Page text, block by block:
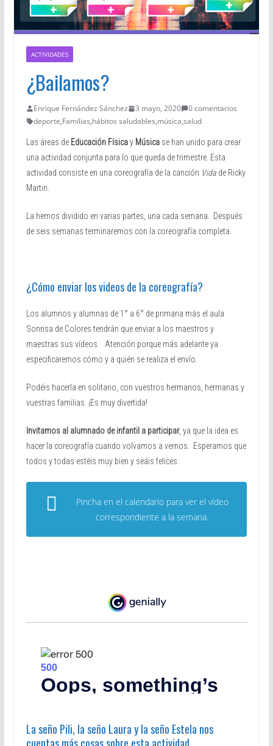
ACTIVIDADES
¿Bailamos?
Enrique Fernández Sánchez 3 mayo, 2020
0 comentarios
deporte,Familias,hábitos saludables,música,salud
Las áreas de Educación Físicay Músicase han unido para crear
una actividad conjunta para lo que queda de trimestre. Esta
actividad consiste en una coreografía de la canción Vidade Ricky
Martin.
La hemos dividido en varias partes, una cada semana. Después
de seis semanas terminaremos con la coreografía completa.
¿Cómo enviar los videos de la coreografía?
Los alumnos y alumnas de 1° a 6° de primaria más el aula
Sonrisa de Colores tendrán que enviar a los maestros y
maestras sus vídeos. Atención porque más adelante ya
especificaremos cómo y a quién se realiza el envío.
Podéis hacerla en solitario, con vuestros hermanos, hermanas y
vuestras familias. ¡Es muy divertida!
Invitamos al alumnado de infantil a participar, ya que la idea es
hacer la coreografía cuando volvamos a vernos. Esperamos que
todos y todas estéis muy bien y seáis felices.
Pincha en el calendario para ver el vídeo
correspondiente a la semana.
La seño Pili, la seño Laura y la seño Estela nos
cuentas más cosas sobre esta actividad.